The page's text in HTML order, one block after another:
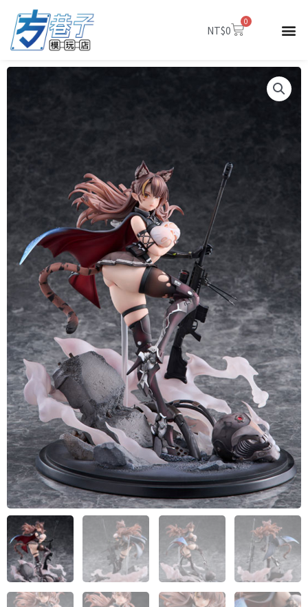
NT$0
0
購